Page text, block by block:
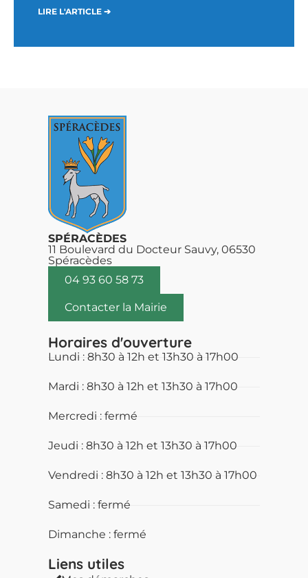
LIRE L'ARTICLE ➔
SPÉRACÈDES
11 Boulevard du Docteur Sauvy, 06530
Spéracèdes
04 93 60 58 73
Contacter la Mairie
Horaires d'ouverture
Lundi : 8h30 à 12h et 13h30 à 17h00
Mardi : 8h30 à 12h et 13h30 à 17h00
Mercredi : fermé
Jeudi : 8h30 à 12h et 13h30 à 17h00
Vendredi : 8h30 à 12h et 13h30 à 17h00
Samedi : fermé
Dimanche : fermé
Liens utiles​